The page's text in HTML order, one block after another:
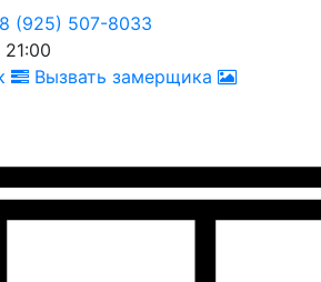
8 (925) 507-8033
Вызвать замерщика